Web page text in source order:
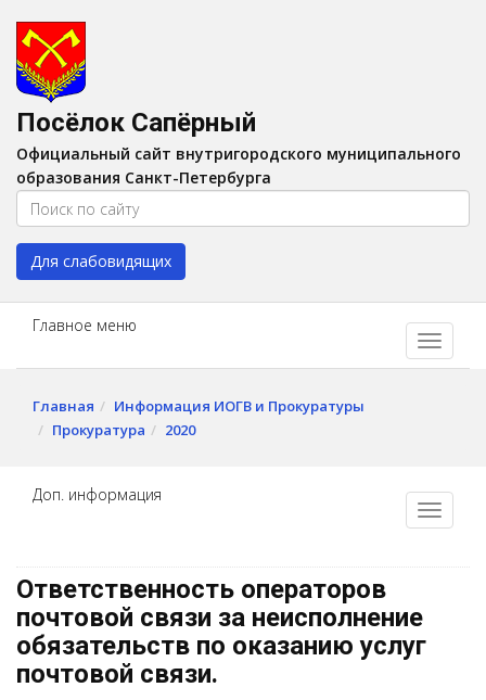
Изображения:
Цвет:A A
Посёлок Сапёрный
Официальный сайт внутригородского муниципального
образования Санкт-Петербурга
Для слабовидящих
Главное меню
Главная
Информация ИОГВ и Прокуратуры
Прокуратура
2020
Доп. информация
Ответственность операторов
почтовой связи за неисполнение
обязательств по оказанию услуг
почтовой связи.